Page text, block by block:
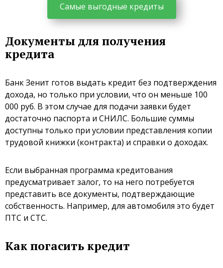
Самые выгодные кредиты
Документы для получения
кредита
Банк Зенит готов выдать кредит без подтверждения
дохода, но только при условии, что он меньше 100
000 руб. В этом случае для подачи заявки будет
достаточно паспорта и СНИЛС. Большие суммы
доступны только при условии представления копии
трудовой книжки (контракта) и справки о доходах.
Если выбранная программа кредитования
предусматривает залог, то на него потребуется
представить все документы, подтверждающие
собственность. Например, для автомобиля это будет
ПТС и СТС.
Как погасить кредит